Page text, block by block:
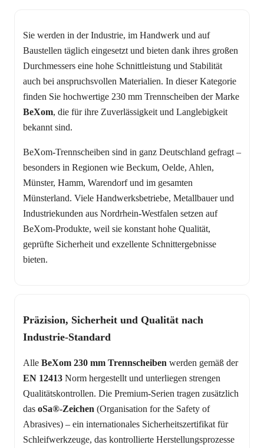
Sie werden in der Industrie, im Handwerk und auf
Baustellen täglich eingesetzt und bieten dank ihres großen
Durchmessers eine hohe Schnittleistung und Stabilität
auch bei anspruchsvollen Materialien. In dieser Kategorie
finden Sie hochwertige 230 mm Trennscheiben der Marke
BeXom, die für ihre Zuverlässigkeit und Langlebigkeit
bekannt sind.
BeXom-Trennscheiben sind in ganz Deutschland gefragt –
besonders in Regionen wie Beckum, Oelde, Ahlen,
Münster, Hamm, Warendorf und im gesamten
Münsterland. Viele Handwerksbetriebe, Metallbauer und
Industriekunden aus Nordrhein-Westfalen setzen auf
BeXom-Produkte, weil sie konstant hohe Qualität,
geprüfte Sicherheit und exzellente Schnittergebnisse
bieten.
Präzision, Sicherheit und Qualität nach
Industrie-Standard
Alle BeXom 230 mm Trennscheiben werden gemäß der
EN 12413 Norm hergestellt und unterliegen strengen
Qualitätskontrollen. Die Premium-Serien tragen zusätzlich
das oSa®-Zeichen (Organisation for the Safety of
Abrasives) – ein internationales Sicherheitszertifikat für
Schleifwerkzeuge, das kontrollierte Herstellungsprozesse